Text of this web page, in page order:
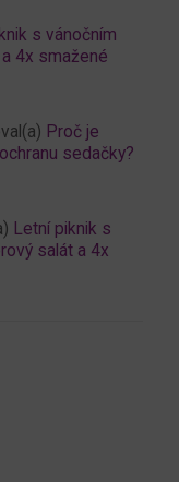
s vánočním
4x smažené
Proč je
sedačky?
Letní piknik s
salát a 4x